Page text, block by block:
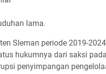
lama.
Sleman periode 2019-
hukumnya dari saksi
penyimpangan